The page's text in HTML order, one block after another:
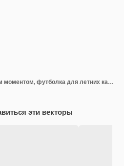
Наслаждайся каждым моментом, футболка для летних каникул
эти векторы